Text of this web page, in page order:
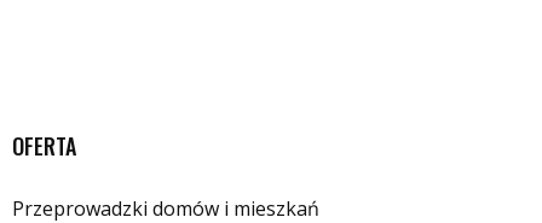
OFERTA
Przeprowadzki domów i mieszkań